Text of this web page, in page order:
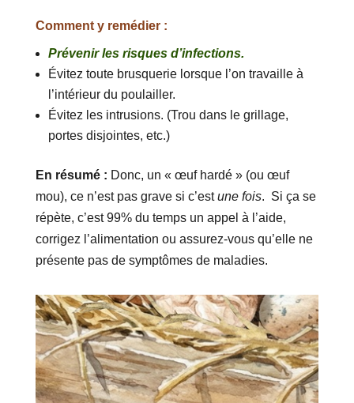
Comment y remédier :
Prévenir les risques d’infections.
Évitez toute brusquerie lorsque l’on travaille à
l’intérieur du poulailler.
Évitez les intrusions. (Trou dans le grillage,
portes disjointes, etc.)
En résumé : Donc, un « œuf hardé » (ou œuf
mou), ce n’est pas grave si c’estune fois. Si ça se
répète, c’est 99% du temps un appel à l’aide,
corrigez l’alimentation ou assurez-vous qu’elle ne
présente pas de symptômes de maladies.